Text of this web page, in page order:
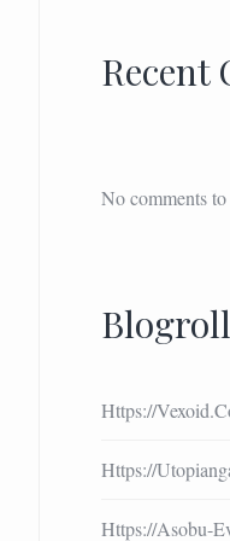
Recent
No comments to
Blogroll
Https://
Https://
Https://asobu-